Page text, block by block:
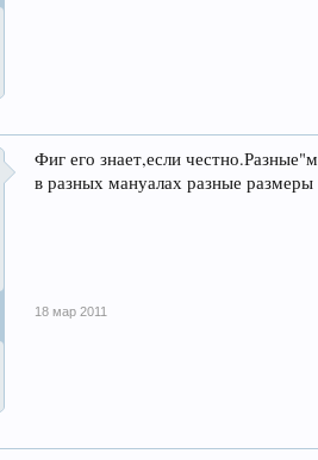
Фиг его знает,если
в разных мануалах разные размеры
18 мар 2011